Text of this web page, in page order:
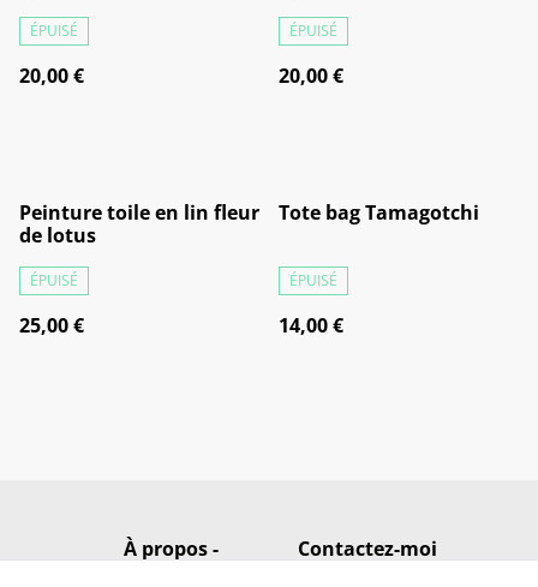
ÉPUISÉ
20,00 €
ÉPUISÉ
20,00 €
Peinture toile en lin fleur
de lotus
ÉPUISÉ
25,00 €
Tote bag Tamagotchi
ÉPUISÉ
14,00 €
À propos -
Contactez-moi